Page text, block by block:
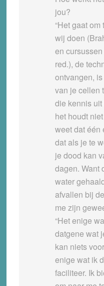
jou?
“Het gaat
wij doen
en
red.), de
ontvangen,
van je cellen
die kennis
het houdt
weet dat één
dat als je te
je dood kan
dagen. Want
water
afvallen bij
me zijn
“Het enige
datgene wat
kan niets
enige wat ik
faciliteer. Ik